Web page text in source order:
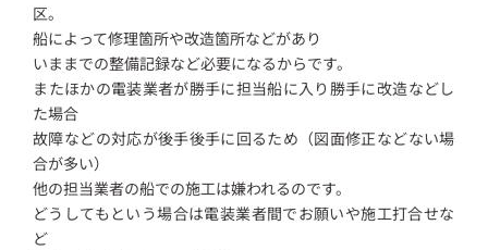
区。
船によって修理箇所や改造箇所などがあり
いままでの整備記録など必要になるからです。
またほかの電装業者が勝手に担当船に入り勝手に改造などし
た場合
故障などの対応が後手後手に回るため（図面修正などない場
合が多い）
他の担当業者の船での施工は嫌われるのです。
どうしてもという場合は電装業者間でお願いや施工打合せな
ど